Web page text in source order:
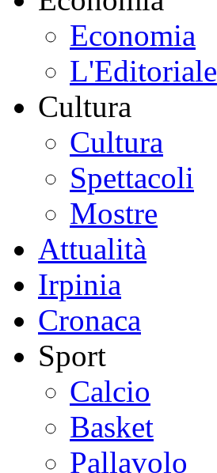
Economia
L'Editoriale
Cultura
Cultura
Spettacoli
Mostre
Attualità
Irpinia
Cronaca
Sport
Calcio
Basket
Pallavolo